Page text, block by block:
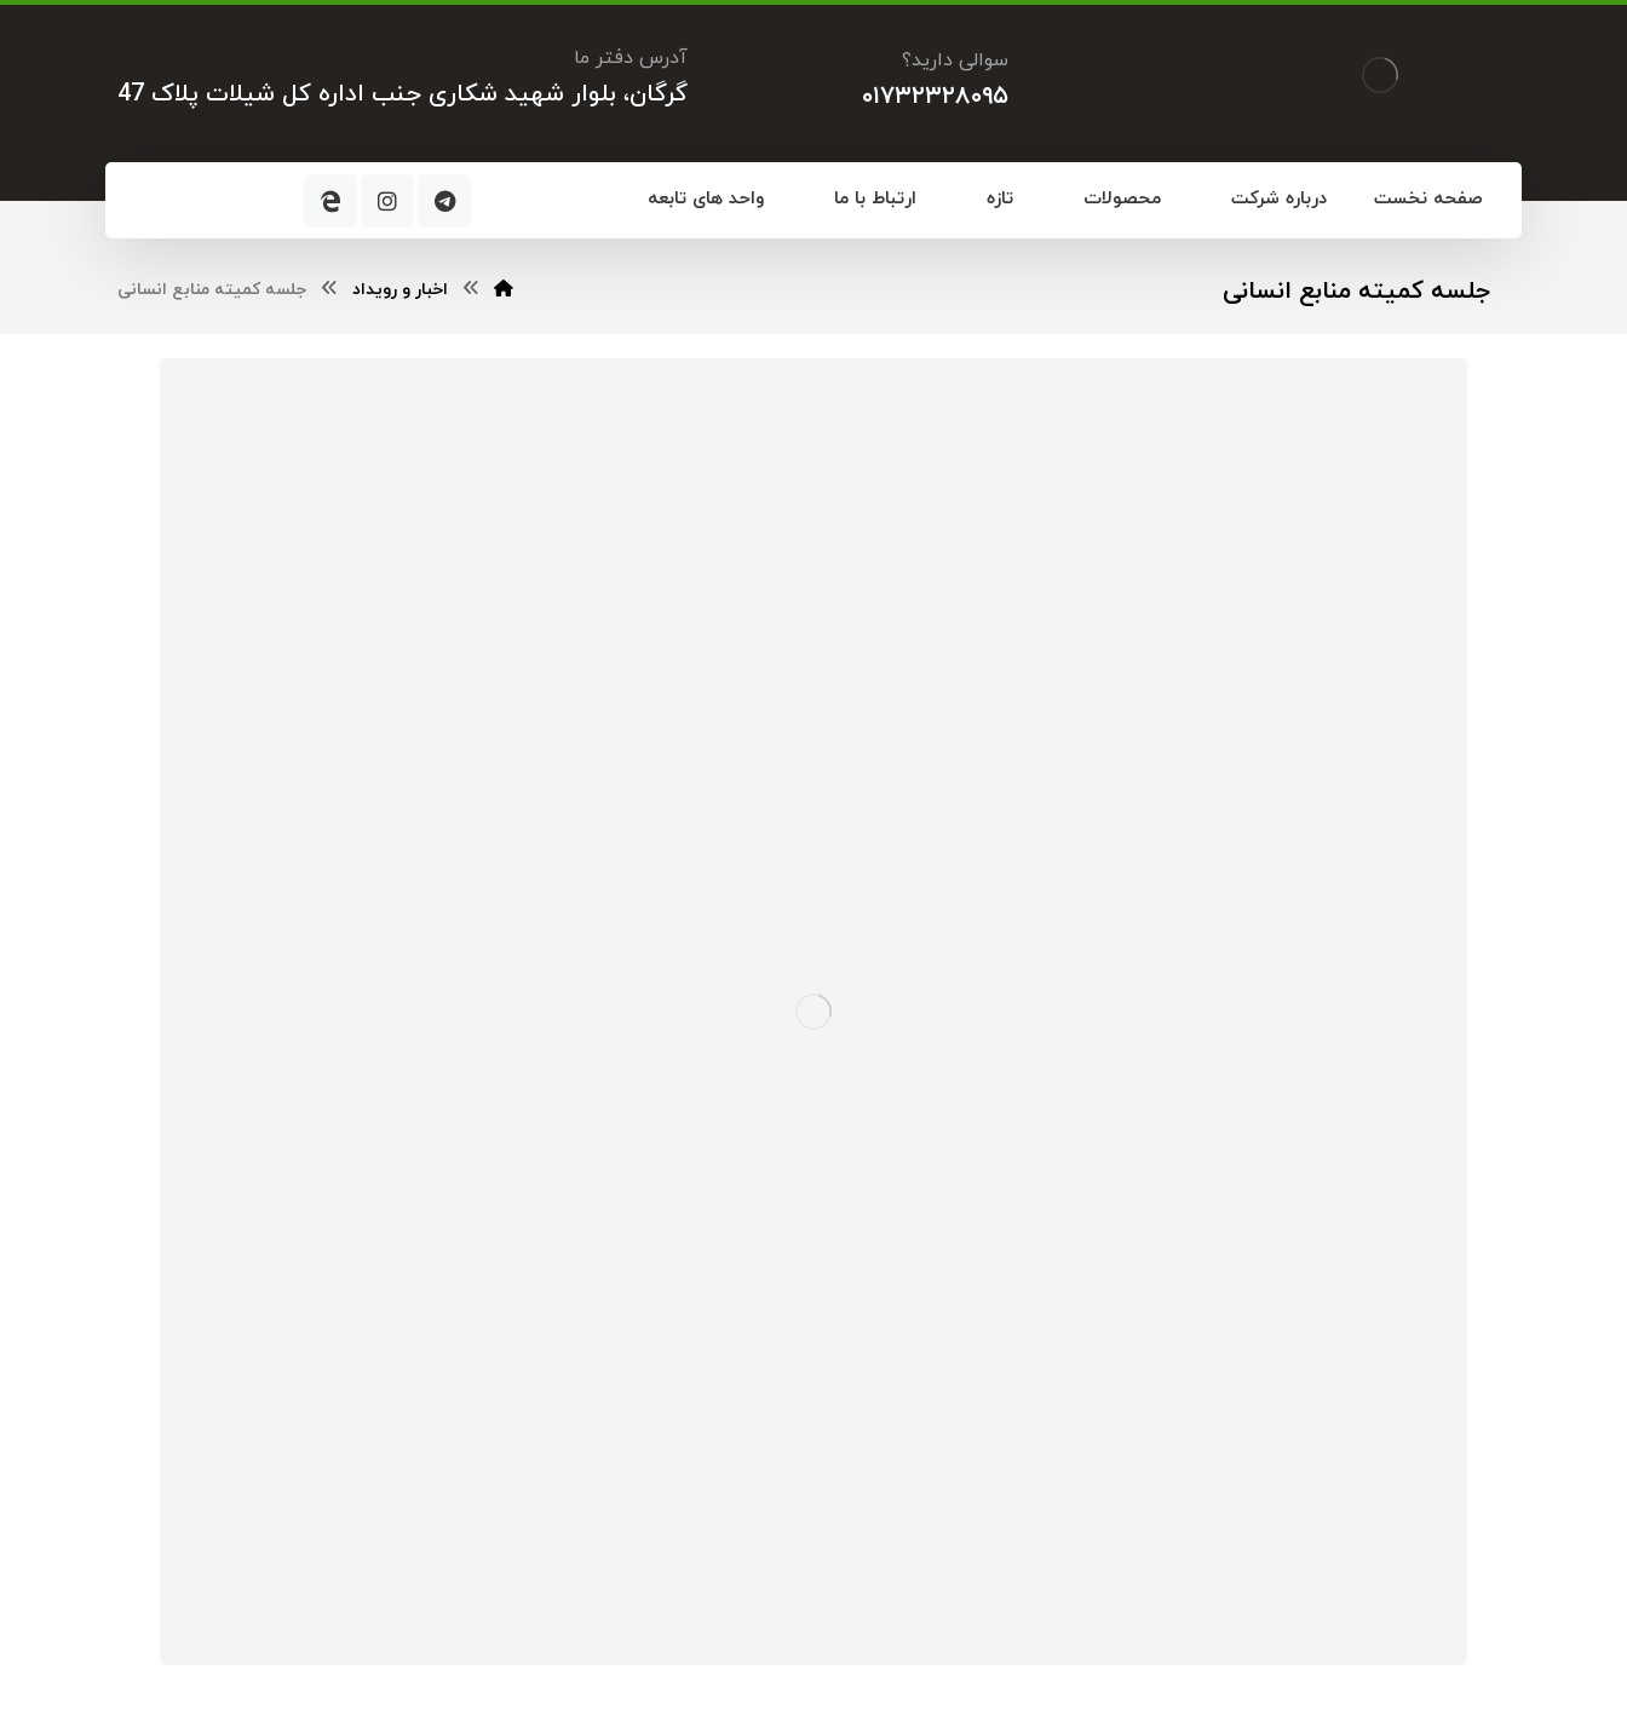
آدرس دفتر ما
گرگان، بلوار شهید شکاری جنب اداره کل شیلات پلاک 47
سوالی دارید؟
۰۱۷۳۲۳۲۸۰۹۵
صفحه نخست درباره شرکت محصولات تازه ارتباط با ما واحد های تابعه
جلسه کمیته منابع انسانی اخبار و رویداد جلسه کمیته منابع انسانی